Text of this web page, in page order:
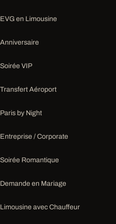
EVG en Limousine
Anniversaire
Soirée VIP
Transfert Aéroport
Paris by Night
Entreprise / Corporate
Soirée Romantique
Demande en Mariage
Limousine avec Chauffeur